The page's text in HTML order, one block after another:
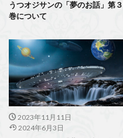
うつオジサンの「夢のお話」第３
巻について
2023年11月11日
2024年6月3日